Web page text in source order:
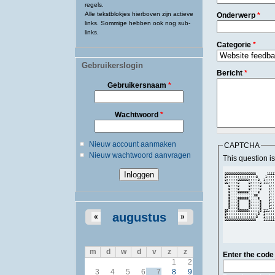
regels.
Alle tekstblokjes hierboven zijn actieve
links. Sommige hebben ook nog sub-
links.
Gebruikerslogin
Gebruikersnaam *
Wachtwoord *
Nieuw account aanmaken
Nieuw wachtwoord aanvragen
augustus
« »
m d w d v z
z
1
2
3
4 5 6 7 8
9
Onderwerp *
Categorie *
Bericht *
CAPTCHA
This question
B::::::::::::::::B
BB:::::B     B:::::B
B::::B     B:::::B
B::::B     B:::::B
B::::BBBBBB:::::B
B:::::::::::::BB
B::::BBBBBB:::::B
B::::B     B:::::B
B::::B     B:::::B
B::::B     B:::::B
BB:::::BBBBBB::::::B
B:::::::::::::::::B
B::::::::::::::::B
BBBBBBBBBBBBBBBBB
Enter the